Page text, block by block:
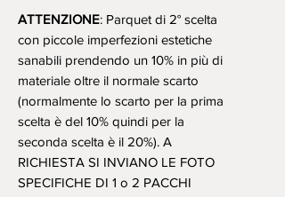
ATTENZIONE: Parquet di 2° scelta
con piccole imperfezioni estetiche
sanabili prendendo un 10% in più di
materiale oltre il normale scarto
(normalmente lo scarto per la prima
scelta è del 10% quindi per la
seconda scelta è il 20%). A
RICHIESTA SI INVIANO LE FOTO
SPECIFICHE DI 1 o 2 PACCHI